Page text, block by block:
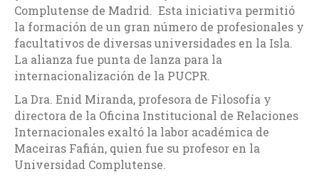
Complutense de Madrid. Esta iniciativa permitió
la formación de un gran número de profesionales y
facultativos de diversas universidades en la Isla.
La alianza fue punta de lanza para la
internacionalización de la PUCPR.
La Dra. Enid Miranda, profesora de Filosofía y
directora de la Oficina Institucional de Relaciones
Internacionales exaltó la labor académica de
Maceiras Fafián, quien fue su profesor en la
Universidad Complutense.